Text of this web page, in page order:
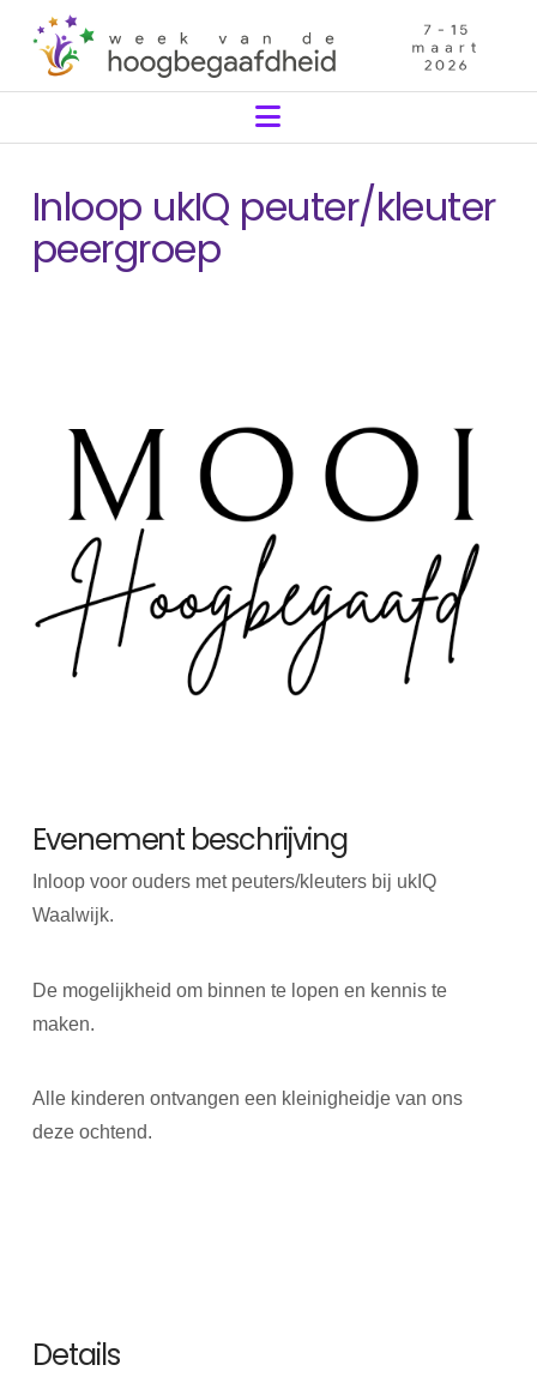
Navigation
Inloop ukIQ peuter/kleuter
peergroep
Evenement beschrijving
Inloop voor ouders met peuters/kleuters bij ukIQ
Waalwijk.
De mogelijkheid om binnen te lopen en kennis te
maken.
Alle kinderen ontvangen een kleinigheidje van ons
deze ochtend.
Details